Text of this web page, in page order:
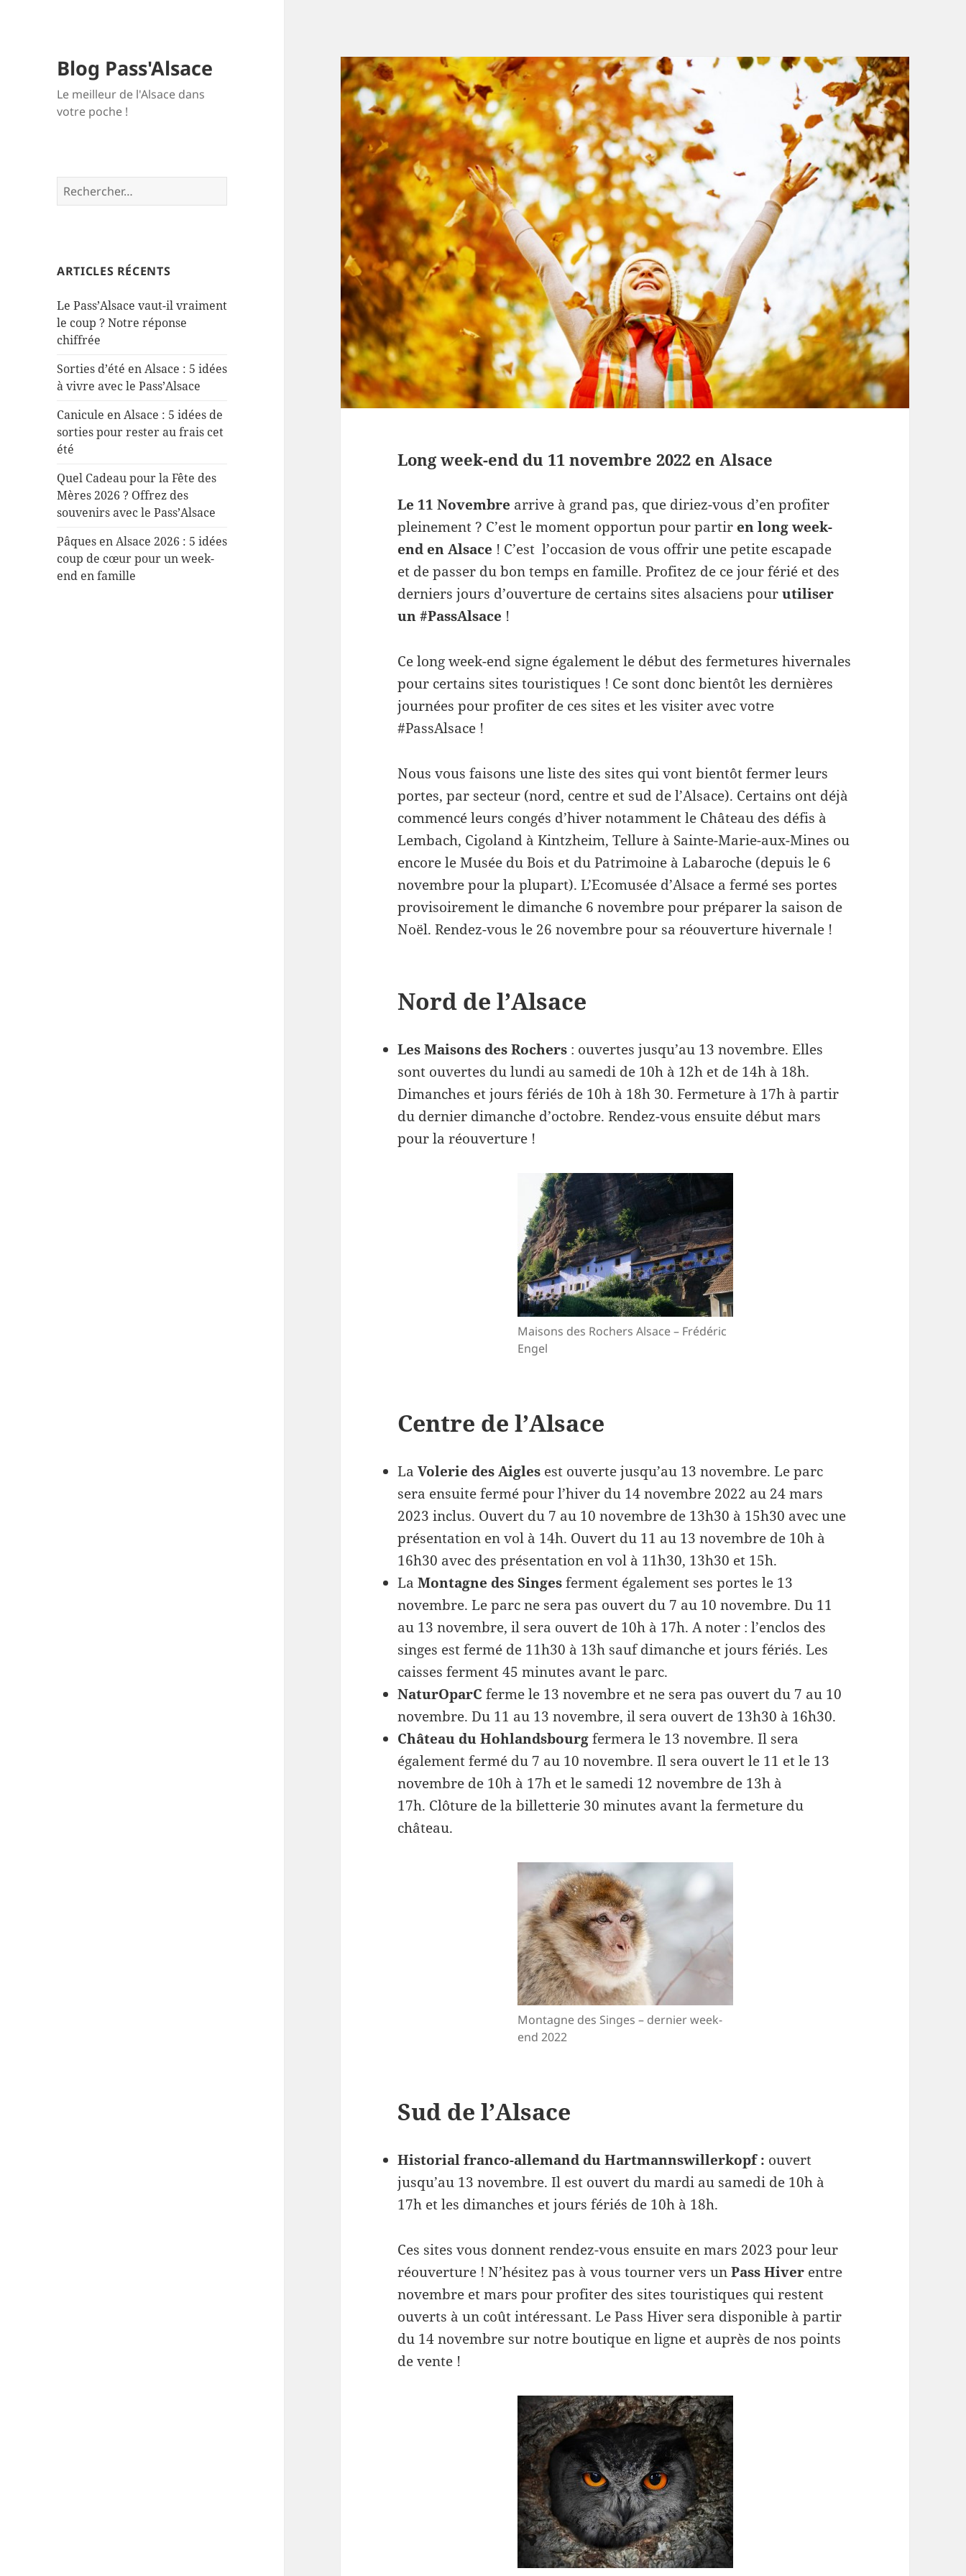
Blog Pass'Alsace
Le meilleur de l'Alsace dans
votre poche !
Rechercher :
ARTICLES RÉCENTS
Le Pass’Alsace vaut-il vraiment
le coup ? Notre réponse
chiffrée
Sorties d’été en Alsace : 5 idées
à vivre avec le Pass’Alsace
Canicule en Alsace : 5 idées de
sorties pour rester au frais cet
été
Quel Cadeau pour la Fête des
Mères 2026 ? Offrez des
souvenirs avec le Pass’Alsace
Pâques en Alsace 2026 : 5 idées
coup de cœur pour un week-
end en famille
Long week-end du 11 novembre 2022 en Alsace
Le 11 Novembre arrive à grand pas, que diriez-vous d’en profiter
pleinement ? C’est le moment opportun pour partir en long week-
end en Alsace ! C’est l’occasion de vous offrir une petite escapade
et de passer du bon temps en famille. Profitez de ce jour férié et des
derniers jours d’ouverture de certains sites alsaciens pourutiliser
un #PassAlsace !
Ce long week-end signe également le début des fermetures hivernales
pour certains sites touristiques ! Ce sont donc bientôt les dernières
journées pour profiter de ces sites et les visiter avec votre
#PassAlsace !
Nous vous faisons une liste des sites qui vont bientôt fermer leurs
portes, par secteur (nord, centre et sud de l’Alsace). Certains ont déjà
commencé leurs congés d’hiver notamment le Château des défis à
Lembach, Cigoland à Kintzheim, Tellure à Sainte-Marie-aux-Mines ou
encore le Musée du Bois et du Patrimoine à Labaroche (depuis le 6
novembre pour la plupart). L’Ecomusée d’Alsace a fermé ses portes
provisoirement le dimanche 6 novembre pour préparer la saison de
Noël. Rendez-vous le 26 novembre pour sa réouverture hivernale !
Nord de l’Alsace
Les Maisons des Rochers : ouvertes jusqu’au 13 novembre. Elles
sont ouvertes du lundi au samedi de 10h à 12h et de 14h à 18h.
Dimanches et jours fériés de 10h à 18h 30. Fermeture à 17h à partir
du dernier dimanche d’octobre. Rendez-vous ensuite début mars
pour la réouverture !
Maisons des Rochers Alsace – Frédéric
Engel
Centre de l’Alsace
LaVolerie des Aigles est ouverte jusqu’au 13 novembre. Le parc
sera ensuite fermé pour l’hiver du 14 novembre 2022 au 24 mars
2023 inclus. Ouvert du 7 au 10 novembre de 13h30 à 15h30 avec une
présentation en vol à 14h. Ouvert du 11 au 13 novembre de 10h à
16h30 avec des présentation en vol à 11h30, 13h30 et 15h.
La Montagne des Singesferment également ses portes le 13
novembre. Le parc ne sera pas ouvert du 7 au 10 novembre. Du 11
au 13 novembre, il sera ouvert de 10h à 17h. A noter : l’enclos des
singes est fermé de 11h30 à 13h sauf dimanche et jours fériés. Les
caisses ferment 45 minutes avant le parc.
NaturOparC ferme le 13 novembre et ne sera pas ouvert du 7 au 10
novembre. Du 11 au 13 novembre, il sera ouvert de 13h30 à 16h30.
Château du Hohlandsbourgfermera le 13 novembre. Il sera
également fermé du 7 au 10 novembre. Il sera ouvert le 11 et le 13
novembre de 10h à 17h et le samedi 12 novembre de 13h à
17h. Clôture de la billetterie 30 minutes avant la fermeture du
château.
Montagne des Singes – dernier week-
end 2022
Sud de l’Alsace
Historial franco-allemand du Hartmannswillerkopf : ouvert
jusqu’au 13 novembre. Il est ouvert du mardi au samedi de 10h à
17h et les dimanches et jours fériés de 10h à 18h.
Ces sites vous donnent rendez-vous ensuite en mars 2023 pour leur
réouverture ! N’hésitez pas à vous tourner vers unPass Hiver entre
novembre et mars pour profiter des sites touristiques qui restent
ouverts à un coût intéressant. Le Pass Hiver sera disponible à partir
du 14 novembre sur notre boutique en ligne et auprès de nos points
de vente !